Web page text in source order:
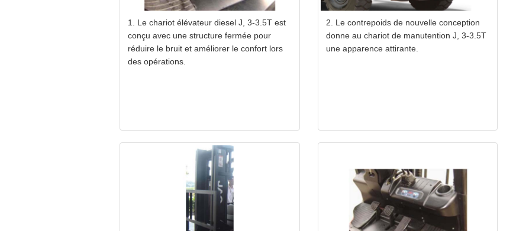
Distribution électrohydraulique
1/1
Pression de service（Mpa）
17
Type de pneus (FR/RR)
Pneumatique
Nombre de pneus (FR/RR) （pcs）
Répartition de la charge sur essieu (sans charge) (FR/RR) （ kg） 1700/2580 1720/3100
1. Le chariot élévateur diesel J, 3-3.5T est
conçu avec une structure fermée pour
réduire le bruit et améliorer le confort lors
des opérations.
2. Le contrepoids de nouvelle conception
donne au chariot de manutention J, 3-3.5T
une apparence attirante.